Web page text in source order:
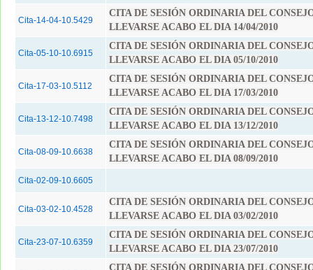
Cita-14-04-10.5429
CITA DE SESIÓN ORDINARIA DEL
LLEVARSE ACABO EL DIA 14/04/2010
Cita-05-10-10.6915
CITA DE SESIÓN ORDINARIA DEL
LLEVARSE ACABO EL DIA 05/10/2010
Cita-17-03-10.5112
CITA DE SESIÓN ORDINARIA DEL
LLEVARSE ACABO EL DIA 17/03/2010
Cita-13-12-10.7498
CITA DE SESIÓN ORDINARIA DEL
LLEVARSE ACABO EL DIA 13/12/2010
Cita-08-09-10.6638
CITA DE SESIÓN ORDINARIA DEL
LLEVARSE ACABO EL DIA 08/09/2010
Cita-02-09-10.6605
Cita-03-02-10.4528
CITA DE SESIÓN ORDINARIA DEL
LLEVARSE ACABO EL DIA 03/02/2010
Cita-23-07-10.6359
CITA DE SESIÓN ORDINARIA DEL
LLEVARSE ACABO EL DIA 23/07/2010
CITA DE SESIÓN ORDINARIA DEL